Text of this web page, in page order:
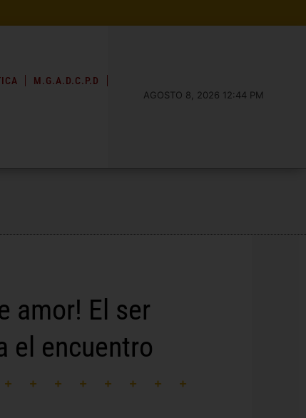
M.G.A.D.C.P.D
AGOSTO 8, 2026 12:44 PM
amor! El ser
el encuentro